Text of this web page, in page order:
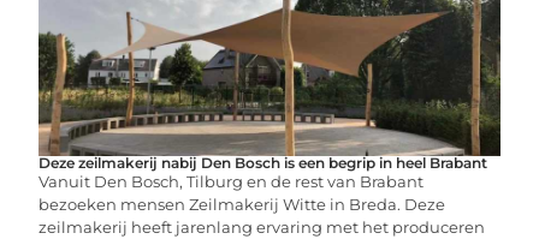
Deze zeilmakerij nabij Den Bosch is een begrip in heel Brabant
Vanuit Den Bosch, Tilburg en de rest van Brabant
bezoeken mensen Zeilmakerij Witte in Breda. Deze
zeilmakerij heeft jarenlang ervaring met het produceren